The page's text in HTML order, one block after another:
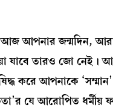
আপনার জন্মদিন,
যাবে তারও জো নেই।
করে আপনাকে
যে আরোপিত ধর্মীয়